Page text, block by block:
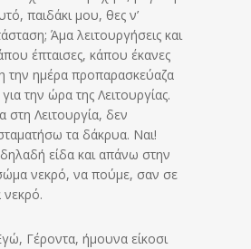
παιδάκι μου, θες ν’
Άμα λειτουργήσεις και
έπταισες, κάπου έκανες
την ημέρα προπαρασκεύαζα
την ώρα της Λειτουργίας.
στη Λειτουργία, δεν
τα δάκρυα. Ναι!
είδα και απάνω στην
νεκρό, να πούμε, σαν σε
Γέροντα, ήμουνα είκοσι